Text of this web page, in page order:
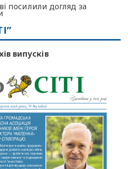
посилили догляд за
випусків